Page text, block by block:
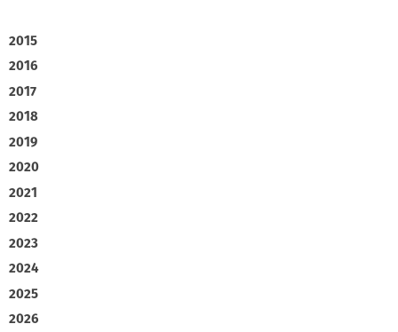
2015
2016
2017
2018
2019
2020
2021
2022
2023
2024
2025
2026